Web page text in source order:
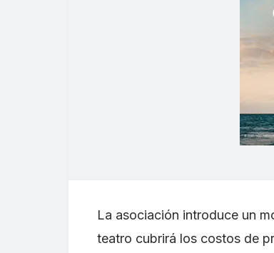
La asociación introduce un
teatro cubrirá los costos de